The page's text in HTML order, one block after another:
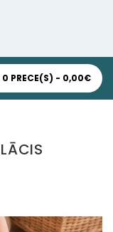
0 PRECE(S) - 0,00€